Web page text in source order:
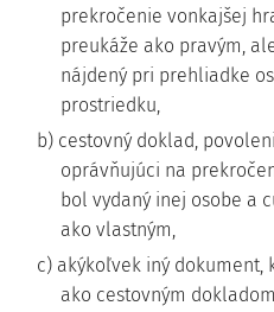
prekročenie vonkajšej
preukáže ako pravým,
nájdený pri prehliadke
prostriedku,
b) cestovný doklad,
oprávňujúci na
bol vydaný inej osobe a
ako vlastným,
c) akýkoľvek iný dokument,
ako cestovným